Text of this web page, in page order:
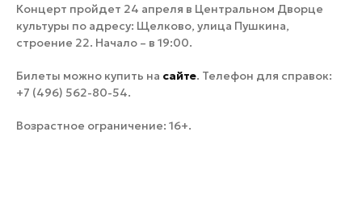
Концерт пройдет 24 апреля в Центральном Дворце
культуры по адресу: Щелково, улица Пушкина,
строение 22. Начало – в 19:00.
Билеты можно купить на сайте. Телефон для справок:
+7 (496) 562-80-54.
Возрастное ограничение: 16+.